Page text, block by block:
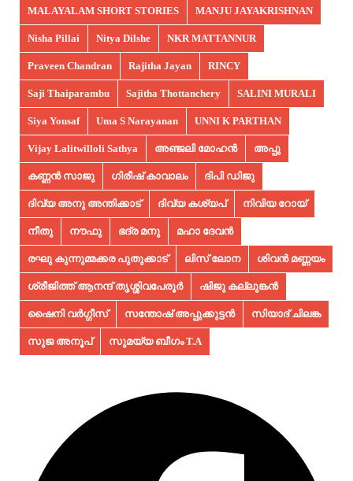
MALAYALAM SHORT STORIES MANJU JAYAKRISHNAN
Nisha Pillai Nitya Dilshe NKR MATTANNUR
Praveen Chandran Rajitha Jayan RINCY
Saji Thaiparambu Sajitha Thottanchery SALINI MURALI
Siya Yousaf Uma S Narayanan UNNI K PARTHAN
Vijay Lalitwilloli Sathya അഞ്ജലി മോഹൻ അപ്പു
കണ്ണൻ സാജു ഗിരീഷ് കാവാലം ദിപി ഡിജു
ദിവ്യ അനു അന്തിക്കാട് ദിവ്യ കശ്യപ് നിവിയ റോയ്
നീതു നൗഫു ഭദ്ര മനു മഹാ ദേവൻ
രഘു കുന്നുമ്മക്കര പുതുക്കാട് ലിസ് ലോന ശിവൻ മണ്ണയം
ശ്രീജിത്ത് ആനന്ദ് തൃശ്ശിവപേരൂർ ഷിജു കല്ലുങ്കൻ
ഷൈനി വർഗ്ഗീസ് സന്തോഷ് അപ്പുക്കുട്ടൻ സിയാദ് ചിലങ്ക
സുജ അനൂപ്‌ സുമയ്യ ബീഗം T.A